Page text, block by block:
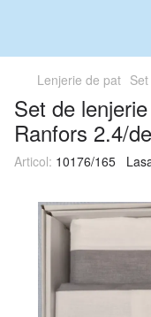
Lenjerie de pat
Set de
Ranfors 2.4/
Articol: 10176/165